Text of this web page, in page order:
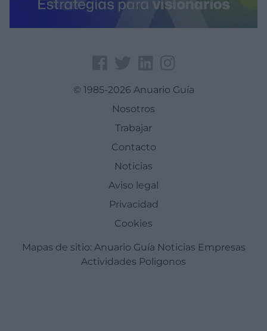
© 1985-2026 Anuario Guía
Nosotros
Trabajar
Contacto
Noticias
Aviso legal
Privacidad
Cookies
Mapas de sitio: Anuario Guía Noticias Empresas
Actividades Poligonos